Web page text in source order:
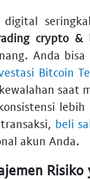
crypto &
Anda
Bitcoin
saat
lebih
beli
akun Anda.
Risiko